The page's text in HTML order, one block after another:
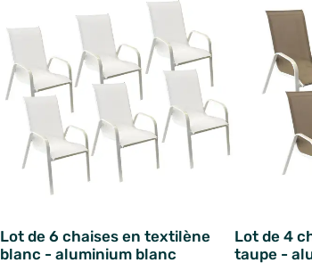
Lot de 6 chaises en textilène
blanc - aluminium blanc
Lot de 4
taupe -